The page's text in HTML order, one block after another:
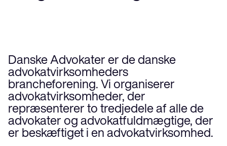
Danske Advokater er de danske
advokatvirksomheders
brancheforening. Vi organiserer
advokatvirksomheder, der
repræsenterer to tredjedele af alle de
advokater og advokatfuldmægtige, der
er beskæftiget i en advokatvirksomhed.